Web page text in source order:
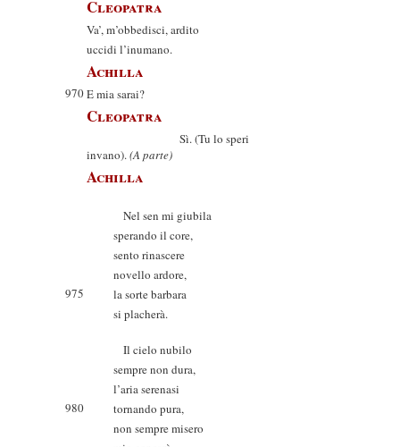
Cleopatra
Va’, m’obbedisci, ardito
uccidi l’inumano.
Achilla
970E mia sarai?
Cleopatra
Sì. (Tu lo speri
invano).(A parte)
Achilla
Nel sen mi giubila
sperando il core,
sento rinascere
novello ardore,
975
la sorte barbara
si placherà.
Il cielo nubilo
sempre non dura,
l’aria serenasi
980
tornando pura,
non sempre misero